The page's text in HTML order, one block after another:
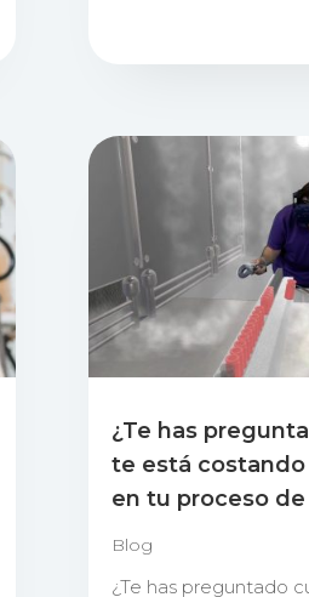
¿Te has
te está
en tu proceso
Blog
¿Te has preguntado